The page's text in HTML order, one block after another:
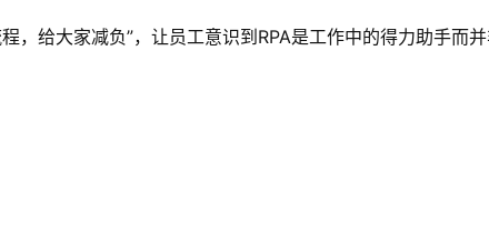
给大家减负”，让员工意识到RPA是工作中的得力助手而